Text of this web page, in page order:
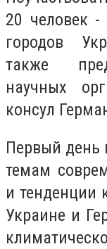
20 человек -
городов
также
научных
консул
Первый день
темам
и тенденции
Украине и